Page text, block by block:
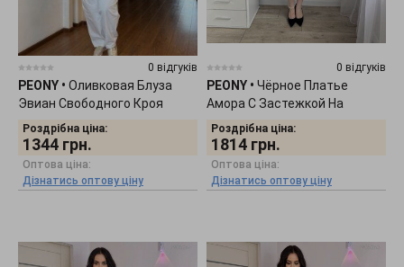
0 відгуків
PEONY • Оливковая Блуза
Эвиан Свободного Кроя
1505263
Роздрібна ціна:
1344 грн.
Оптова ціна:
Дізнатись оптову ціну
0 відгуків
PEONY • Чёрное Платье
Амора С Застежкой На
Молнию 0705261
Роздрібна ціна:
1814 грн.
Оптова ціна:
Дізнатись оптову ціну